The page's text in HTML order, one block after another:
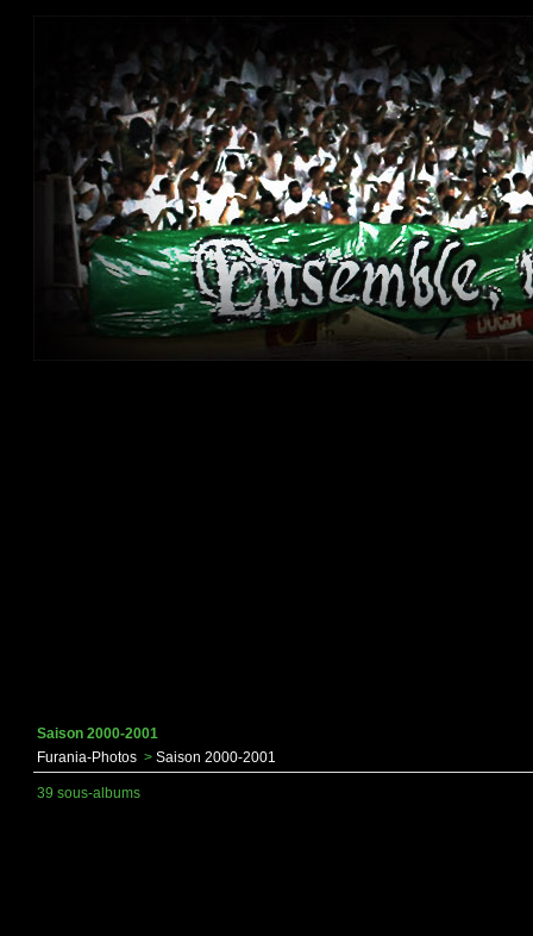
Saison 2000-2001
Furania-Photos > Saison 2000-2001
39 sous-albums